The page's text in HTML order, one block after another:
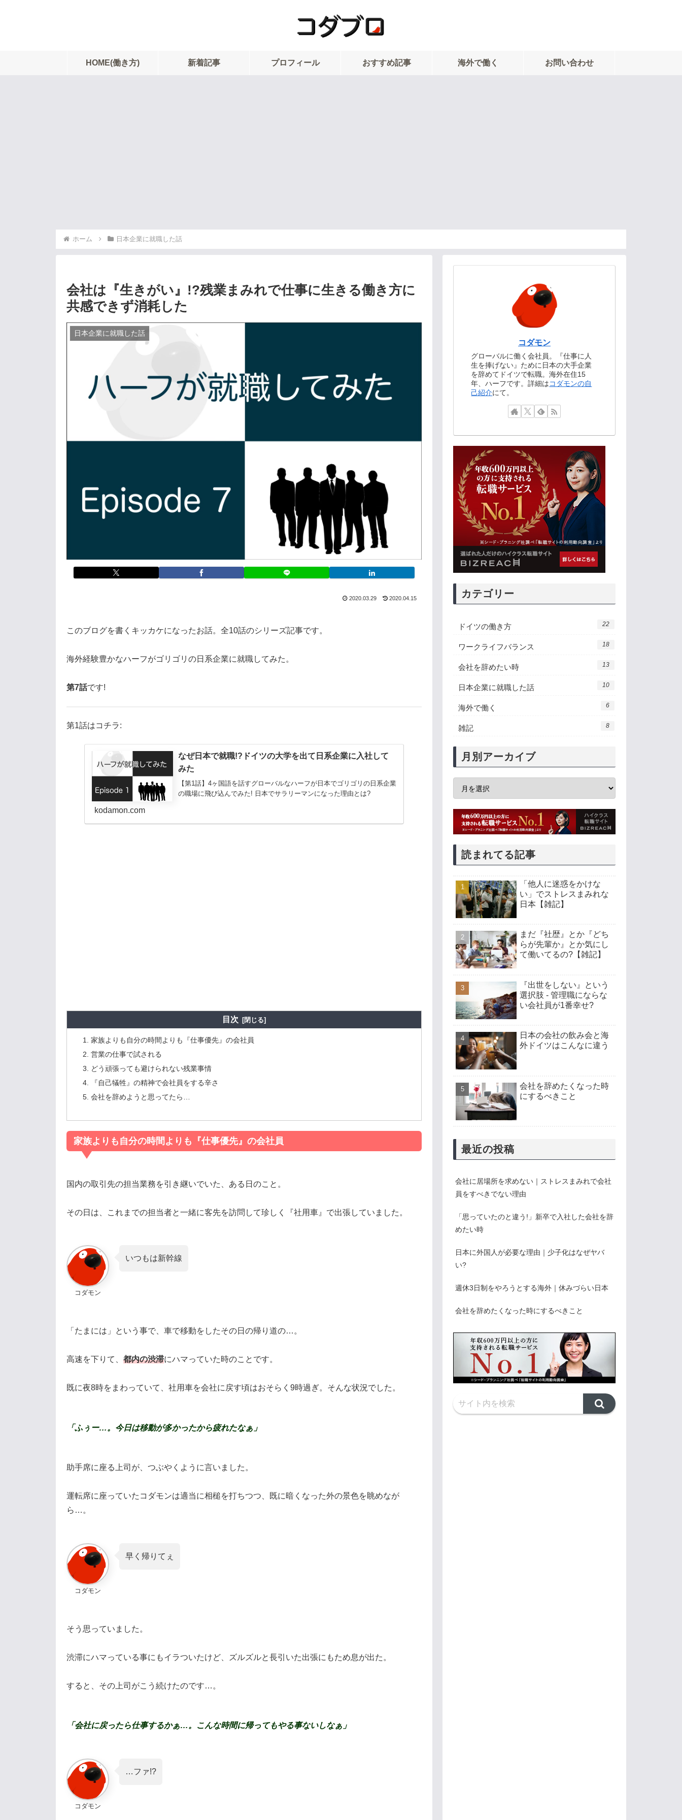
HOME(働き方) 新着記事 プロフィール おすすめ記事 海外で働く お問い合わせ
ホーム 日本企業に就職した話
会社は『生きがい』!?残業まみれで仕事に生きる働き方に
共感できず消耗した
日本企業に就職した話
2020.03.29 2020.04.15
このブログを書くキッカケになったお話。全10話のシリーズ記事です。
海外経験豊かなハーフがゴリゴリの日系企業に就職してみた。
第7話です!
第1話はコチラ:
なぜ日本で就職!?ドイツの大学を出て日系企業に入社して
みた
【第1話】4ヶ国語を話すグローバルなハーフが日本でゴリゴリの日系企業
の職場に飛び込んでみた! 日本でサラリーマンになった理由とは?
kodamon.com
目次
家族よりも自分の時間よりも『仕事優先』の会社員
営業の仕事で試される
どう頑張っても避けられない残業事情
『自己犠牲』の精神で会社員をする辛さ
会社を辞めようと思ってたら…
家族よりも自分の時間よりも『仕事優先』の会社員
国内の取引先の担当業務を引き継いでいた、ある日のこと。
その日は、これまでの担当者と一緒に客先を訪問して珍しく『社用車』で出張していました。
コダモン
いつもは新幹線
「たまには」という事で、車で移動をしたその日の帰り道の…。
高速を下りて、 都内の渋滞にハマっていた時のことです。
既に夜8時をまわっていて、社用車を会社に戻す頃はおそらく9時過ぎ。そんな状況でした。
「ふぅー… 。今日は移動が多かったから疲れたなぁ 」
助手席に座る上司が、つぶやくように言いました。
運転席に座っていたコダモンは適当に相槌を打ちつつ、既に暗くなった外の景色を眺めなが
ら…。
コダモン
早く帰りてぇ
そう思っていました。
渋滞にハマっている事にもイラついたけど、ズルズルと長引いた出張にもため息が出た。
すると、その上司がこう続けたのです…。
「会社に戻ったら仕事するかぁ… 。こんな時間に帰ってもやる事ないしなぁ 」
コダモン
…ファ!?
コダモン
グローバルに働く会社員。『仕事に人
生を捧げない』ために日本の大手企業
を辞めてドイツで転職。海外在住15
年、ハーフです。詳細はコダモンの自
己紹介にて。
カテゴリー
ドイツの働き方 22
ワークライフバランス 18
会社を辞めたい時 13
日本企業に就職した話 10
海外で働く 6
雑記 8
月別アーカイブ
読まれてる記事
「他人に迷惑をかけな
い」でストレスまみれな
日本【雑記】
まだ『社歴』とか『どち
らが先輩か』とか気にし
て働いてるの?【雑記】
『出世をしない』という
選択肢 - 管理職にならな
い会社員が1番幸せ?
日本の会社の飲み会と海
外ドイツはこんなに違う
会社を辞めたくなった時
にするべきこと
最近の投稿
会社に居場所を求めない｜ストレスまみれで会社
員をすべきでない理由
「思っていたのと違う!」新卒で入社した会社を辞
めたい時
日本に外国人が必要な理由｜少子化はなぜヤバ
い?
週休3日制をやろうとする海外｜休みづらい日本
会社を辞めたくなった時にするべきこと